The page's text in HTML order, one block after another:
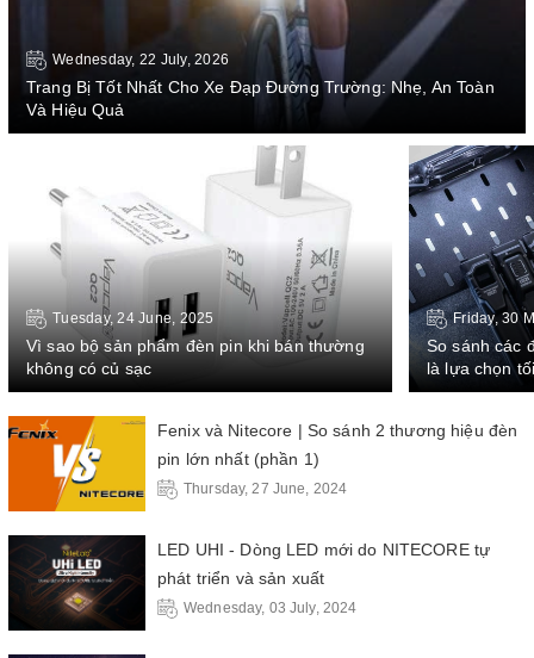
Wednesday, 22 July, 2026
Trang Bị Tốt Nhất Cho Xe Đạp Đường Trường: Nhẹ, An Toàn
Và Hiệu Quả
Tuesday, 24 June, 2025
Vì sao bộ sản phẩm đèn pin khi bán thường
không có củ sạc
Friday, 30
So sánh các
là lựa chọn
Fenix và Nitecore | So sánh 2 thương hiệu đèn
pin lớn nhất (phần 1)
Thursday, 27 June, 2024
LED UHI - Dòng LED mới do NITECORE tự
phát triển và sản xuất
Wednesday, 03 July, 2024